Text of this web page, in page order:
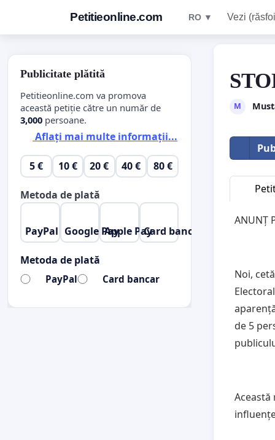
Petitieonline.com RO ▼ Vezi
M
ANUNȚ
Noi,
de 5
Publicitate plătită
Petitieonline.com va promova
această petiție către un număr de
3,000 persoane.
Aflați mai multe informații...
5 € 10 € 20 € 40 € 80 €
Metoda de plată
PayPal Google PayApple PayCard bancar
Metoda de plată
PayPal Card bancar